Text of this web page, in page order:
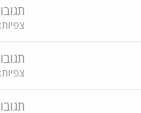
צפיות
צפיות